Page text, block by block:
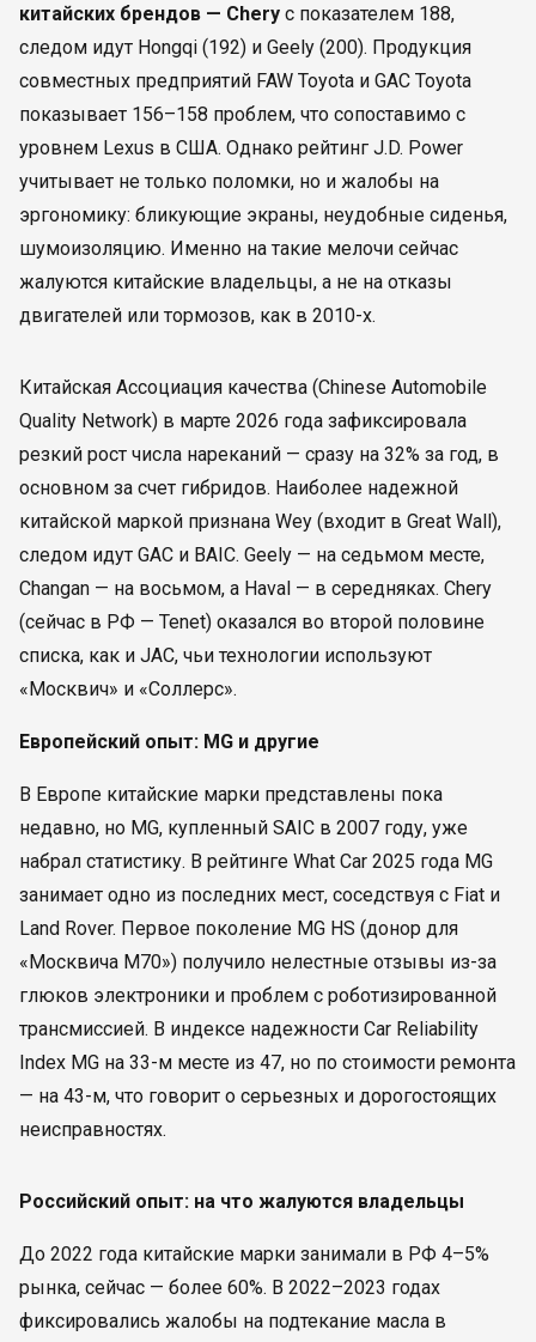
китайских брендов — Chery с показателем 188,
следом идут Hongqi (192) и Geely (200). Продукция
совместных предприятий FAW Toyota и GAC Toyota
показывает 156–158 проблем, что сопоставимо с
уровнем Lexus в США. Однако рейтинг J.D. Power
учитывает не только поломки, но и жалобы на
эргономику: бликующие экраны, неудобные сиденья,
шумоизоляцию. Именно на такие мелочи сейчас
жалуются китайские владельцы, а не на отказы
двигателей или тормозов, как в 2010-х.
Китайская Ассоциация качества (Chinese Automobile
Quality Network) в марте 2026 года зафиксировала
резкий рост числа нареканий — сразу на 32% за год, в
основном за счет гибридов. Наиболее надежной
китайской маркой признана Wey (входит в Great Wall),
следом идут GAC и BAIC. Geely — на седьмом месте,
Changan — на восьмом, а Haval — в середняках. Chery
(сейчас в РФ — Tenet) оказался во второй половине
списка, как и JAC, чьи технологии используют
«Москвич» и «Соллерс».
Европейский опыт: MG и другие
В Европе китайские марки представлены пока
недавно, но MG, купленный SAIC в 2007 году, уже
набрал статистику. В рейтинге What Car 2025 года MG
занимает одно из последних мест, соседствуя с Fiat и
Land Rover. Первое поколение MG HS (донор для
«Москвича М70») получило нелестные отзывы из-за
глюков электроники и проблем с роботизированной
трансмиссией. В индексе надежности Car Reliability
Index MG на 33-м месте из 47, но по стоимости ремонта
— на 43-м, что говорит о серьезных и дорогостоящих
неисправностях.
Российский опыт: на что жалуются владельцы
До 2022 года китайские марки занимали в РФ 4–5%
рынка, сейчас — более 60%. В 2022–2023 годах
фиксировались жалобы на подтекание масла в